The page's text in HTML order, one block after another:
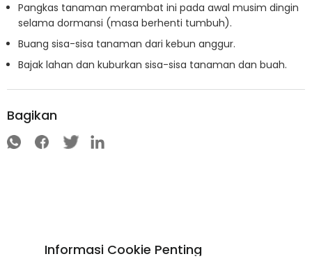
Pangkas tanaman merambat ini pada awal musim dingin
selama dormansi (masa berhenti tumbuh).
Buang sisa-sisa tanaman dari kebun anggur.
Bajak lahan dan kuburkan sisa-sisa tanaman dan buah.
Bagikan
Informasi Cookie Penting